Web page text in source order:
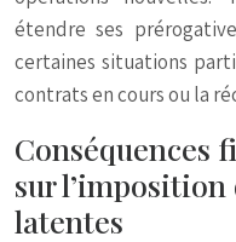
étendre ses
certaines situations
contrats en cours ou la
Conséquences
sur
latentes